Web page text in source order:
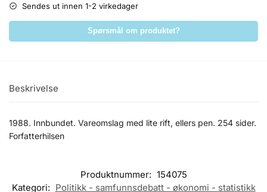
Sendes ut innen 1-2 virkedager
Spørsmål om produktet?
Beskrivelse
1988. Innbundet. Vareomslag med lite rift, ellers pen. 254 sider.
Forfatterhilsen
Produktnummer: 154075
Kategori: Politikk - samfunnsdebatt - økonomi - statistikk